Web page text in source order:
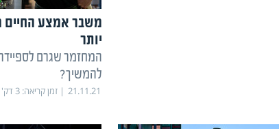
משבר אמצע החיים
יותר
המחזמר שגרם
להמשיך?
21.11.21 זמן קריאה:3 דק'